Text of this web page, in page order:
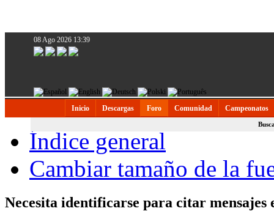
08 Ago 2026 13:39
Inicio Descargas Foro Comunidad Campeonatos
Índice general
Cambiar tamaño de la
Necesita identificarse para citar mensajes